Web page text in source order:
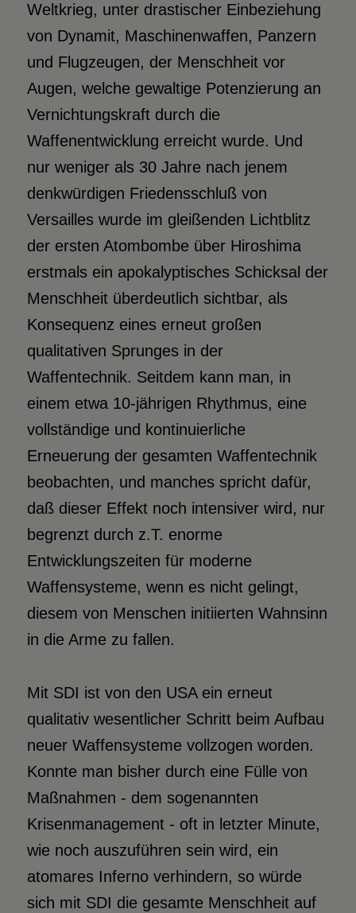
Weltkrieg, unter drastischer Einbeziehung
von Dynamit, Maschinenwaffen, Panzern
und Flugzeugen, der Menschheit vor
Augen, welche gewaltige Potenzierung an
Vernichtungskraft durch die
Waffenentwicklung erreicht wurde. Und
nur weniger als 30 Jahre nach jenem
denkwürdigen Friedensschluß von
Versailles wurde im gleißenden Lichtblitz
der ersten Atombombe über Hiroshima
erstmals ein apokalyptisches Schicksal der
Menschheit überdeutlich sichtbar, als
Konsequenz eines erneut großen
qualitativen Sprunges in der
Waffentechnik. Seitdem kann man, in
einem etwa 10-jährigen Rhythmus, eine
vollständige und kontinuierliche
Erneuerung der gesamten Waffentechnik
beobachten, und manches spricht dafür,
daß dieser Effekt noch intensiver wird, nur
begrenzt durch z.T. enorme
Entwicklungszeiten für moderne
Waffensysteme, wenn es nicht gelingt,
diesem von Menschen initiierten Wahnsinn
in die Arme zu fallen.
Mit SDI ist von den USA ein erneut
qualitativ wesentlicher Schritt beim Aufbau
neuer Waffensysteme vollzogen worden.
Konnte man bisher durch eine Fülle von
Maßnahmen - dem sogenannten
Krisenmanagement - oft in letzter Minute,
wie noch auszuführen sein wird, ein
atomares Inferno verhindern, so würde
sich mit SDI die gesamte Menschheit auf